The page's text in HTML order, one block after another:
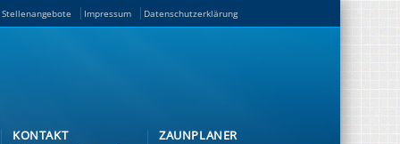
Stellenangebote Impressum Datenschutzerklärung
KONTAKT ZAUNPLANER